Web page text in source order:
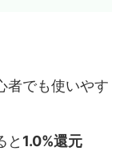
者でも使いやす
と 1.0%還元